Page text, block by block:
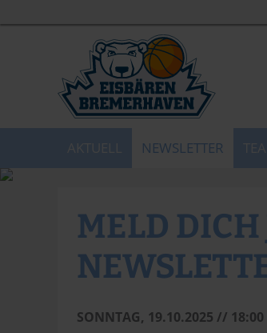
NEWSLETTER
MELD DICH
SONNTAG, 19.10.2025 // 18:00